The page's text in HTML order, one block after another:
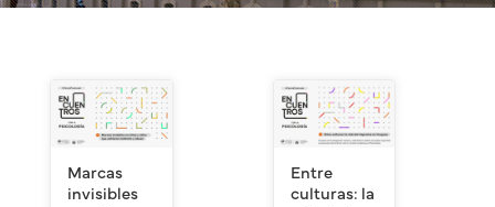
Entre
culturas: la
Marcas
invisibles